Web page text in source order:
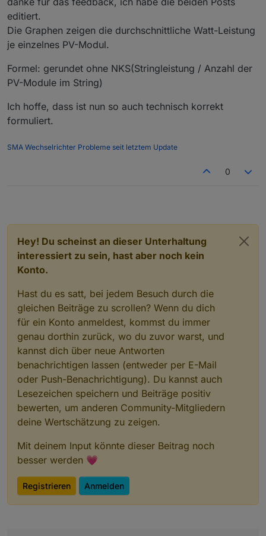
(Arbeit/Energie)
Ertrag normiert auf "kWp und Jahr". Kann ein anderer
Zeitraum sein, dann aber identisch für alle Teilnehmer des
Vergleichs. Ausrichtungen nicht in einen Topf werfen.
editiert.
Die Graphen zeigen die durchschnittliche Watt-Leistung
je einzelnes PV-Modul.
Formel: gerundet ohne NKS(Stringleistung / Anzahl der
PV-Module im String)
Ich hoffe, dass ist nun so auch technisch korrekt
formuliert.
SMA Wechselrichter Probleme seit letztem Update
0
Hey! Du scheinst an dieser Unterhaltung
interessiert zu sein, hast aber noch kein
Konto.
Hast du es satt, bei jedem Besuch durch die
gleichen Beiträge zu scrollen? Wenn du dich
für ein Konto anmeldest, kommst du immer
genau dorthin zurück, wo du zuvor warst, und
kannst dich über neue Antworten
benachrichtigen lassen (entweder per E-Mail
oder Push-Benachrichtigung). Du kannst auch
Lesezeichen speichern und Beiträge positiv
bewerten, um anderen Community-Mitgliedern
deine Wertschätzung zu zeigen.
Mit deinem Input könnte dieser Beitrag noch
besser werden 💗
Registrieren Anmelden